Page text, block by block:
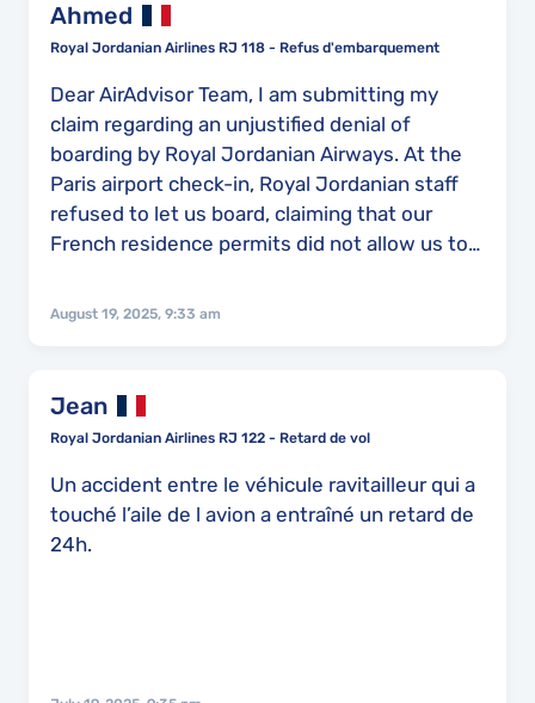
Ahmed
Royal Jordanian Airlines RJ 118 - Refus d'embarquement
Dear AirAdvisor Team, I am submitting my
claim regarding an unjustified denial of
boarding by Royal Jordanian Airways. At the
Paris airport check-in, Royal Jordanian staff
refused to let us board, claiming that our
French residence permits did not allow us to
However, this information was incorrect and
advised me that I could modify my flight for
the next day and that I might then be
accepted. Based on this advice, I paid an
additional €647.60 for the modification.
Unfortunately, despite this, I was still unable
to travel with Royal Jordanian, and I was
August 19, 2025, 9:33 am
Jean
Royal Jordanian Airlines RJ 122 - Retard de vol
Un accident entre le véhicule ravitailleur qui a
touché l’aile de l avion a entraîné un retard de
24h.